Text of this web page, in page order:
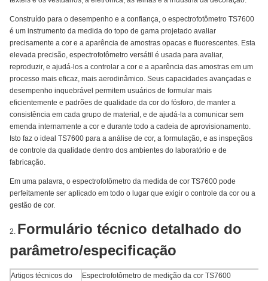
Construído para o desempenho e a confiança, o espectrofotômetro TS7600
é um instrumento da medida do topo de gama projetado avaliar
precisamente a cor e a aparência de amostras opacas e fluorescentes. Esta
elevada precisão, espectrofotômetro versátil é usada para avaliar,
reproduzir, e ajudá-los a controlar a cor e a aparência das amostras em um
processo mais eficaz, mais aerodinâmico. Seus capacidades avançadas e
desempenho inquebrável permitem usuários de formular mais
eficientemente e padrões de qualidade da cor do fósforo, de manter a
consistência em cada grupo de material, e de ajudá-la a comunicar sem
emenda internamente a cor e durante todo a cadeia de aprovisionamento.
Isto faz o ideal TS7600 para a análise de cor, a formulação, e as inspeçãos
de controle da qualidade dentro dos ambientes do laboratório e de
fabricação.
Em uma palavra, o espectrofotômetro da medida de cor TS7600 pode
perfeitamente ser aplicado em todo o lugar que exigir o controle da cor ou a
gestão de cor.
2. Formulário técnico detalhado do
parâmetro/especificação
Artigos técnicos do Espectrofotômetro de medição da cor TS7600